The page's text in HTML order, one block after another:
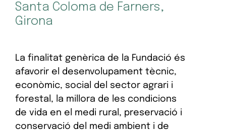
Santa Coloma de Farners,
Girona
La finalitat genèrica de la Fundació és
afavorir el desenvolupament tècnic,
econòmic, social del sector agrari i
forestal, la millora de les condicions
de vida en el medi rural, preservació i
conservació del medi ambient i de